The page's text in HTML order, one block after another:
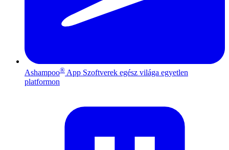
Ashampoo® App Szoftverek egész világa egyetlen
platformon